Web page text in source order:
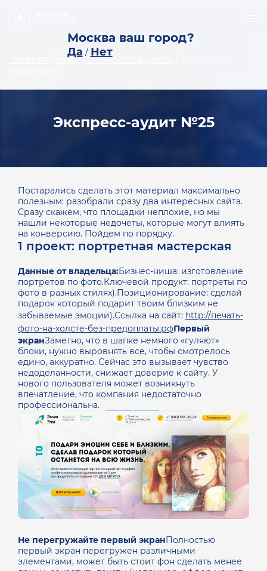
Москва ваш город?
Да / Нет
блог / экспресс-аудиты
Экспресс-аудит №25
Постарались сделать этот материал максимально
полезным: разобрали сразу два интересных сайта.
Сразу скажем, что площадки неплохие, но мы
нашли некоторые недочеты, которые могут влиять
на конверсию. Пойдем по порядку.
1 проект: портретная мастерская
Данные от владельца:Бизнес-ниша: изготовление
портретов по фото.Ключевой продукт: портреты по
фото в разных стилях).Позиционирование: сделай
подарок который подарит твоим близким не
забываемые эмоции).Ссылка на сайт: http://печать-
фото-на-холсте-без-предоплаты.рфПервый
экранЗаметно, что в шапке немного «гуляют»
блоки, нужно выровнять все, чтобы смотрелось
едино, аккуратно. Сейчас это вызывает чувство
недоделанности, снижает доверие к сайту. У
нового пользователя может возникнуть
впечатление, что компания недостаточно
профессиональна.
Не перегружайте первый экранПолностью
первый экран перегружен различными
элементами, может быть стоит фон сделать менее